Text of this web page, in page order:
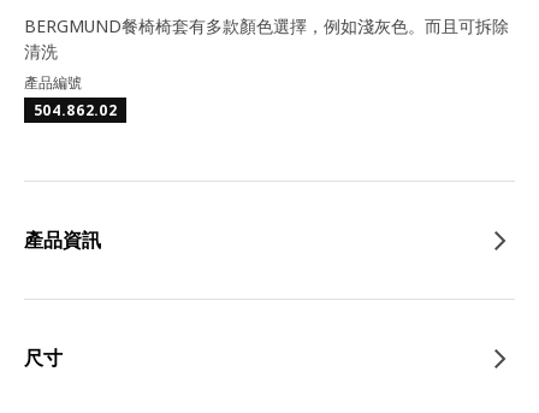
BERGMUND餐椅椅套有多款顏色選擇，例如淺灰色。而且可拆除
清洗
產品編號
504.862.02
產品資訊
尺寸